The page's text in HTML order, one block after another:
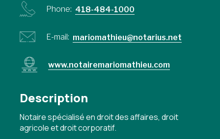
Phone: 418-484-1000
E-mail: mariomathieu@notarius.net
www.notairemariomathieu.com
Description
Notaire spécialisé en droit des affaires, droit
agricole et droit corporatif.